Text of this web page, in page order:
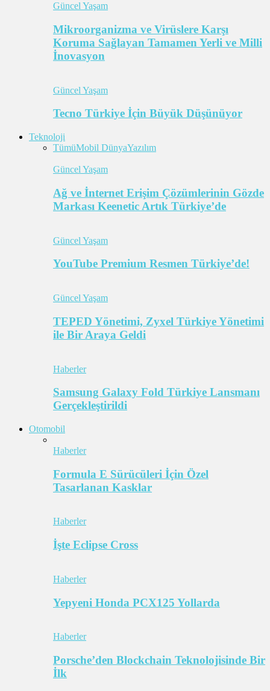
Güncel Yaşam
Mikroorganizma ve Virüslere Karşı
Koruma Sağlayan Tamamen Yerli ve Milli
İnovasyon
Güncel Yaşam
Tecno Türkiye İçin Büyük Düşünüyor
Teknoloji
TümüMobil DünyaYazılım
Güncel Yaşam
Ağ ve İnternet Erişim Çözümlerinin Gözde
Markası Keenetic Artık Türkiye’de
Güncel Yaşam
YouTube Premium Resmen Türkiye’de!
Güncel Yaşam
TEPED Yönetimi, Zyxel Türkiye Yönetimi
ile Bir Araya Geldi
Haberler
Samsung Galaxy Fold Türkiye Lansmanı
Gerçekleştirildi
Otomobil
Haberler
Formula E Sürücüleri İçin Özel
Tasarlanan Kasklar
Haberler
İşte Eclipse Cross
Haberler
Yepyeni Honda PCX125 Yollarda
Haberler
Porsche’den Blockchain Teknolojisinde Bir
İlk